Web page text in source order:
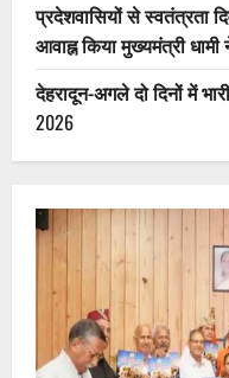
प्रदेशवासियों से स्वतंत्रता
आवाह्न किया मुख्यमंत्री धामी
देहरादून-अगले दो दिनों में
2026